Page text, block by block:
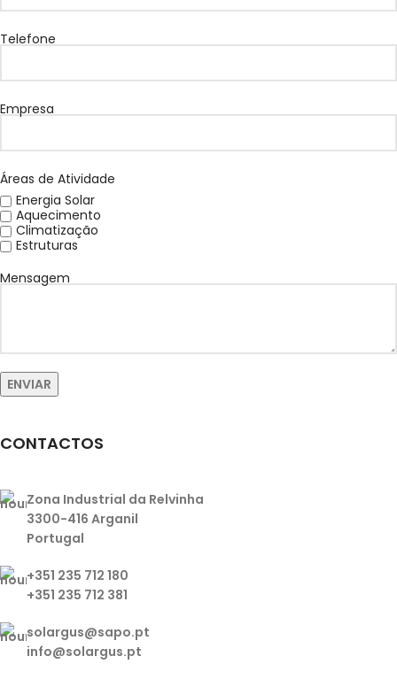
Telefone
Empresa
Áreas de Atividade
Energia Solar
Aquecimento
Climatização
Estruturas
Mensagem
CONTACTOS
Zona Industrial da Relvinha
3300-416 Arganil
Portugal
+351 235 712 180
+351 235 712 381
solargus@sapo.pt
info@solargus.pt